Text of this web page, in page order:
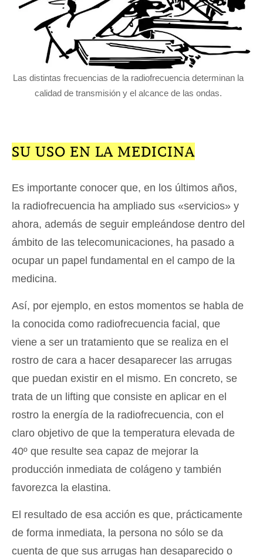
Las distintas frecuencias de la radiofrecuencia determinan la
calidad de transmisión y el alcance de las ondas.
SU USO EN LA MEDICINA
Es importante conocer que, en los últimos años,
la radiofrecuencia ha ampliado sus «servicios» y
ahora, además de seguir empleándose dentro del
ámbito de las telecomunicaciones, ha pasado a
ocupar un papel fundamental en el campo de la
medicina.
Así, por ejemplo, en estos momentos se habla de
la conocida como radiofrecuencia facial, que
viene a ser un tratamiento que se realiza en el
rostro de cara a hacer desaparecer las arrugas
que puedan existir en el mismo. En concreto, se
trata de un lifting que consiste en aplicar en el
rostro la energía de la radiofrecuencia, con el
claro objetivo de que la temperatura elevada de
40º que resulte sea capaz de mejorar la
producción inmediata de colágeno y también
favorezca la elastina.
El resultado de esa acción es que, prácticamente
de forma inmediata, la persona no sólo se da
cuenta de que sus arrugas han desaparecido o